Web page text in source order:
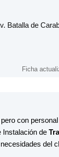
Batalla de
Ficha
con
Instalación de
del